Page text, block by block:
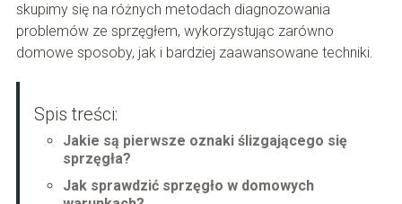
skupimy się na różnych metodach diagnozowania
problemów ze sprzęgłem, wykorzystując zarówno
domowe sposoby, jak i bardziej zaawansowane techniki.
Spis treści:
Jakie są pierwsze oznaki ślizgającego się
sprzęgła?
Jak sprawdzić sprzęgło w domowych